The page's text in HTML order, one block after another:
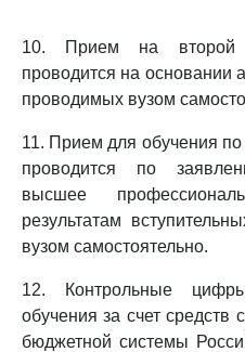
10. Прием на второй
проводится на основании
проводимых вузом
11. Прием для обучения
проводится по
высшее
результатам
вузом самостоятельно.
12. Контрольные
обучения за счет средств
бюджетной системы